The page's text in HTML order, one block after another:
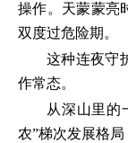
操作。天蒙蒙亮
双度过危险期。
这种连夜守
作常态。
从深山里的
农”梯次发展格